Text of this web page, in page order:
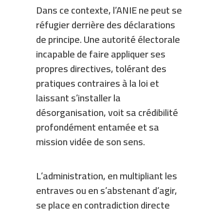
Dans ce contexte, l’ANIE ne peut se
réfugier derrière des déclarations
de principe. Une autorité électorale
incapable de faire appliquer ses
propres directives, tolérant des
pratiques contraires à la loi et
laissant s’installer la
désorganisation, voit sa crédibilité
profondément entamée et sa
mission vidée de son sens.
L’administration, en multipliant les
entraves ou en s’abstenant d’agir,
se place en contradiction directe